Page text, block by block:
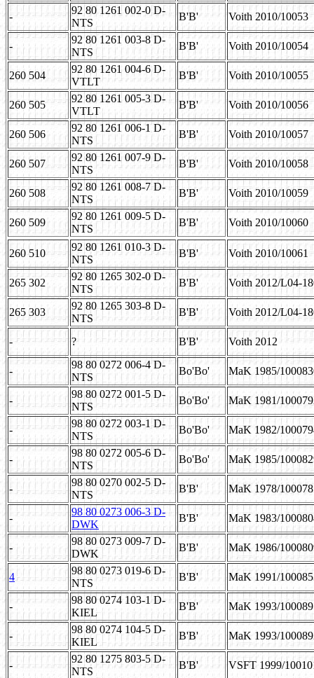
-
92 80 1261 002-0 D-
NTS
B'B' Voith 2010/10053
-
92 80 1261 003-8 D-
NTS
B'B' Voith 2010/10054
260 504
92 80 1261 004-6 D-
VTLT
B'B' Voith 2010/10055
260 505
92 80 1261 005-3 D-
VTLT
B'B' Voith 2010/10056
260 506
92 80 1261 006-1 D-
NTS
B'B' Voith 2010/10057
260 507
92 80 1261 007-9 D-
NTS
B'B' Voith 2010/10058
260 508
92 80 1261 008-7 D-
NTS
B'B' Voith 2010/10059
260 509
92 80 1261 009-5 D-
NTS
B'B' Voith 2010/10060
260 510
92 80 1261 010-3 D-
NTS
B'B' Voith 2010/10061
265 302
92 80 1265 302-0 D-
NTS
B'B' Voith 2012/L04-
265 303
92 80 1265 303-8 D-
NTS
B'B' Voith 2012/L04-
- ? B'B' Voith 2012
-
98 80 0272 006-4 D-
NTS
Bo'Bo' MaK 1985/
-
98 80 0272 001-5D-
NTS
Bo'Bo' MaK 1981/
-
98 80 0272 003-1 D-
NTS
Bo'Bo' MaK 1982/
-
98 80 0272 005-6D-
NTS
Bo'Bo' MaK 1985/
-
98 80 0270 002-5 D-
NTS
B'B' MaK 1978/
-
98 80 0273 006-3 D-
DWK
B'B' MaK 1983/
-
98 80 0273 009-7 D-
DWK
B'B' MaK 1986/
4
98 80 0273 019-6 D-
NTS
B'B' MaK 1991/
-
98 80 0274 103-1 D-
KIEL
B'B' MaK 1993/
-
98 80 0274 104-5 D-
KIEL
B'B' MaK 1993/
-
92 80 1275 803-5 D-
NTS
B'B' VSFT 1999/